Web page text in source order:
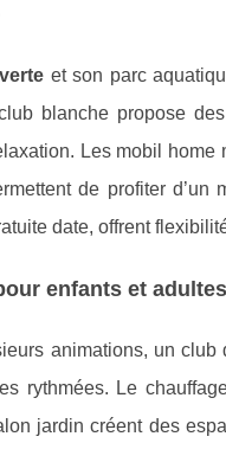
et son parc
blanche propose
Les mobil home
de profiter d’un
date, offrent
enfants et adultes
animations, un club
rythmées. Le
jardin créent des